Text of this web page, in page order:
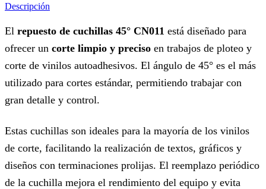
Descripción
El repuesto de cuchillas 45° CN011 está diseñado para
ofrecer un corte limpio y preciso en trabajos de ploteo y
corte de vinilos autoadhesivos. El ángulo de 45° es el más
utilizado para cortes estándar, permitiendo trabajar con
gran detalle y control.
Estas cuchillas son ideales para la mayoría de los vinilos
de corte, facilitando la realización de textos, gráficos y
diseños con terminaciones prolijas. El reemplazo periódico
de la cuchilla mejora el rendimiento del equipo y evita